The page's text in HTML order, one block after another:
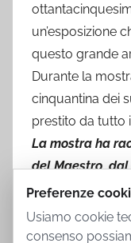
un’esposizione
questo grande
Durante la
cinquantina dei
prestito da tutto
La mostra ha
del Maestro, dal
Preferenze
Usiamo cookie
consenso